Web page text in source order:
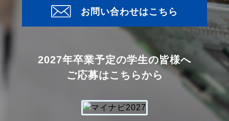
お問い合わせはこちら
2027年卒業予定の学生の皆様へ
ご応募はこちらから